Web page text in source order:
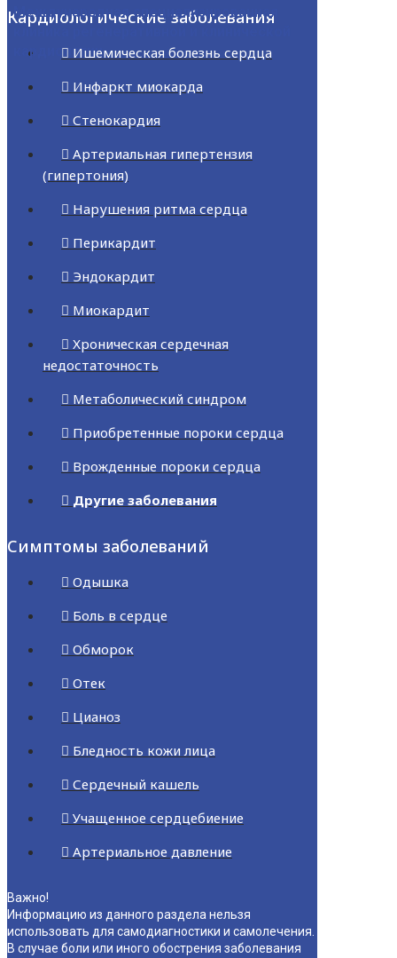
Международная специализированная
клиника регенеративной и клинической
кардиологии
Кардиологические заболевания
Ишемическая болезнь сердца
Инфаркт миокарда
Стенокардия
Артериальная гипертензия
(гипертония)
Нарушения ритма сердца
Перикардит
Эндокардит
Миокардит
Хроническая сердечная
недостаточность
Метаболический синдром
Приобретенные пороки сердца
Врожденные пороки сердца
Другие заболевания
Симптомы заболеваний
Одышка
Боль в сердце
Обморок
Отек
Цианоз
Бледность кожи лица
Сердечный кашель
Учащенное сердцебиение
Артериальное давление
Важно!
Информацию из данного раздела нельзя
использовать для самодиагностики и самолечения.
В случае боли или иного обострения заболевания